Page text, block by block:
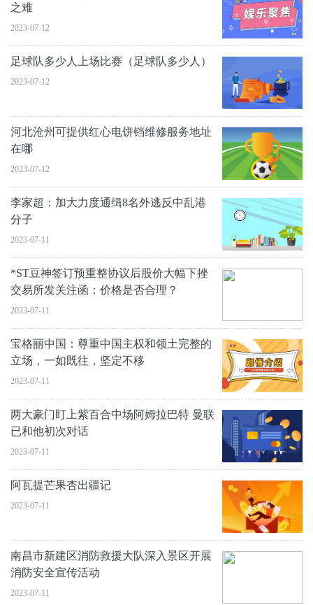
之难
2023-07-12
足球队多少人上场比赛（足球队多少人）
2023-07-12
河北沧州可提供红心电饼铛维修服务地址
在哪
2023-07-12
李家超：加大力度通缉8名外逃反中乱港
分子
2023-07-11
*ST豆神签订预重整协议后股价大幅下挫
交易所发关注函：价格是否合理？
2023-07-11
宝格丽中国：尊重中国主权和领土完整的
立场，一如既往，坚定不移
2023-07-11
两大豪门盯上紫百合中场阿姆拉巴特 曼联
已和他初次对话
2023-07-11
阿瓦提芒果杏出疆记
2023-07-11
南昌市新建区消防救援大队深入景区开展
消防安全宣传活动
2023-07-11